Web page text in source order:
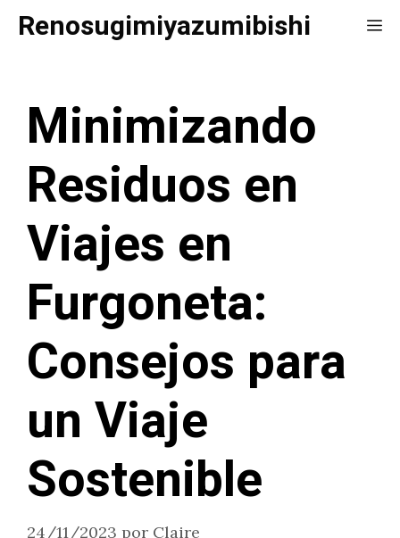
SaltarRenosugimiyazumibishi
Minimizando
Residuos en
Viajes en
Furgoneta:
Consejos para
un Viaje
Sostenible
24/11/2023 por Claire